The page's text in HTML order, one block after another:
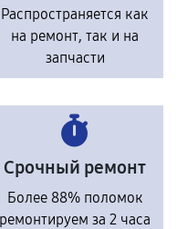
Распространяется как
на ремонт, так и на
запчасти
Срочный ремонт
Более 88% поломок
ремонтируем за 2 часа